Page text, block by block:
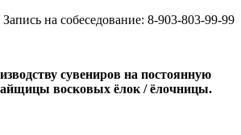
Запись на собеседование: 8-903-803-99-99
сувениров на постоянную
восковых ёлок / ёлочницы.